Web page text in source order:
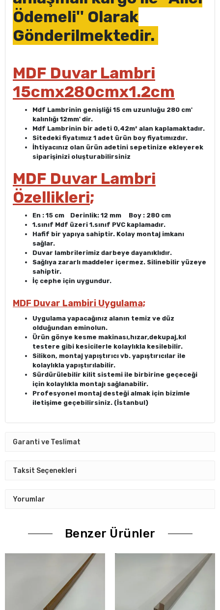
Ödemeli'' Olarak
Gönderilmektedir.
MDF Duvar Lambri
15cmx280cmx1.2cm
Mdf Lambrinin genişliği 15 cm uzunluğu 280 cm'
kalınlığı 12mm' dir.
Mdf Lambrinin bir adeti 0,42m² alan kaplamaktadır.
Sitedeki fiyatımız 1 adet ürün boy fiyatımızdır.
İhtiyacınız olan ürün adetini sepetinize ekleyerek
siparişinizi oluşturabilirsiniz
MDF Duvar Lambri
Özellikleri;
En : 15 cm Derinlik: 12 mm Boy : 280 cm
1.sınıf Mdf üzeri 1.sınıf PVC kaplamadır.
Hafif bir yapıya sahiptir. Kolay montaj imkanı
sağlar.
Duvar lambrilerimiz darbeye dayanıklıdır.
Sağlıya zararlı maddeler içermez. Silinebilir yüzeye
sahiptir.
İç cephe için uygundur.
MDF Duvar Lambiri Uygulama;
Uygulama yapacağınız alanın temiz ve düz
olduğundan eminolun.
Ürün gönye kesme makinası,hızar,dekupaj,kıl
testere gibi kesicilerle kolaylıkla kesilebilir.
Silikon, montaj yapıştırıcı vb. yapıştırıcılar ile
kolaylıkla yapıştırılabilir.
Sürdürülebilir kilit sistemi ile birbirine geçeceği
için kolaylıkla montajı sağlanabilir.
Profesyonel montaj desteği almak için bizimle
iletişime geçebilirsiniz. (İstanbul)
Garanti ve Teslimat
Taksit Seçenekleri
Yorumlar
Benzer Ürünler